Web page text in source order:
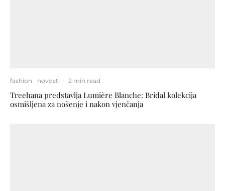
fashion novosti · 2 min read
Treehana predstavlja Lumière Blanche: Bridal kolekcija
osmišljena za nošenje i nakon vjenčanja